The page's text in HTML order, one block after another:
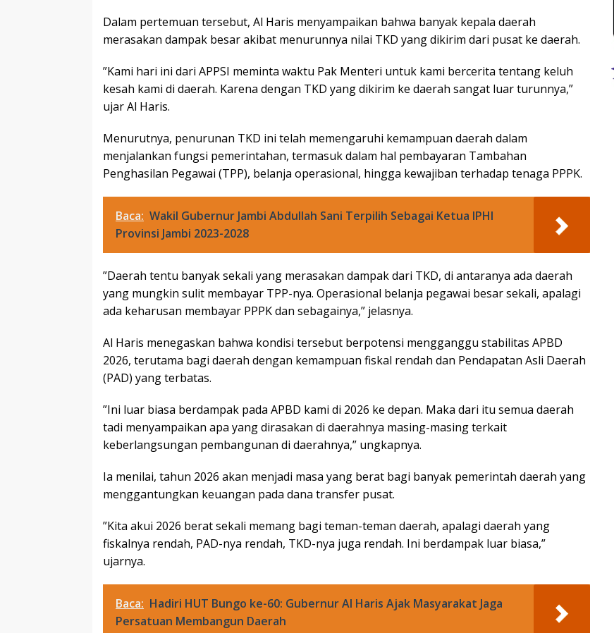
Dalam pertemuan tersebut, Al Haris menyampaikan bahwa banyak kepala daerah
merasakan dampak besar akibat menurunnya nilai TKD yang dikirim dari pusat ke daerah.
”Kami hari ini dari APPSI meminta waktu Pak Menteri untuk kami bercerita tentang keluh
kesah kami di daerah. Karena dengan TKD yang dikirim ke daerah sangat luar turunnya,”
ujar Al Haris.
Menurutnya, penurunan TKD ini telah memengaruhi kemampuan daerah dalam
menjalankan fungsi pemerintahan, termasuk dalam hal pembayaran Tambahan
Penghasilan Pegawai (TPP), belanja operasional, hingga kewajiban terhadap tenaga PPPK.
Baca: Wakil Gubernur Jambi Abdullah Sani Terpilih Sebagai Ketua IPHI
Provinsi Jambi 2023-2028
”Daerah tentu banyak sekali yang merasakan dampak dari TKD, di antaranya ada daerah
yang mungkin sulit membayar TPP-nya. Operasional belanja pegawai besar sekali, apalagi
ada keharusan membayar PPPK dan sebagainya,” jelasnya.
Al Haris menegaskan bahwa kondisi tersebut berpotensi mengganggu stabilitas APBD
2026, terutama bagi daerah dengan kemampuan fiskal rendah dan Pendapatan Asli Daerah
(PAD) yang terbatas.
”Ini luar biasa berdampak pada APBD kami di 2026 ke depan. Maka dari itu semua daerah
tadi menyampaikan apa yang dirasakan di daerahnya masing-masing terkait
keberlangsungan pembangunan di daerahnya,” ungkapnya.
Ia menilai, tahun 2026 akan menjadi masa yang berat bagi banyak pemerintah daerah yang
menggantungkan keuangan pada dana transfer pusat.
”Kita akui 2026 berat sekali memang bagi teman-teman daerah, apalagi daerah yang
fiskalnya rendah, PAD-nya rendah, TKD-nya juga rendah. Ini berdampak luar biasa,”
ujarnya.
Baca: Hadiri HUT Bungo ke-60: Gubernur Al Haris Ajak Masyarakat Jaga
Persatuan Membangun Daerah